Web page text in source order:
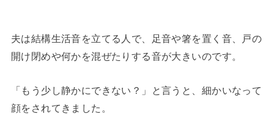
夫は結構生活音を立てる人で、足音や箸を置く音、戸の
開け閉めや何かを混ぜたりする音が大きいのです。
「もう少し静かにできない？」と言うと、細かいなって
顔をされてきました。